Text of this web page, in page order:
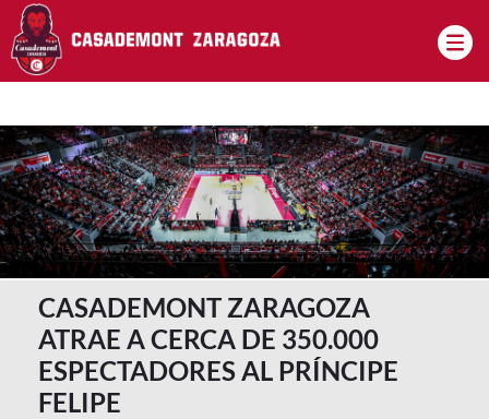
Pasar al contenido principal
CASADEMONT ZARAGOZA
ATRAE A CERCA DE 350.000
ESPECTADORES AL PRÍNCIPE
FELIPE